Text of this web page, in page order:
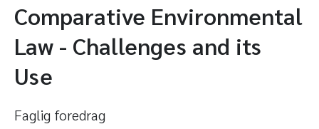
Comparative Environmental
Law - Challenges and its
Use
Faglig foredrag